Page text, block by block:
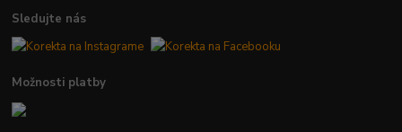
Sledujte nás
Možnosti platby